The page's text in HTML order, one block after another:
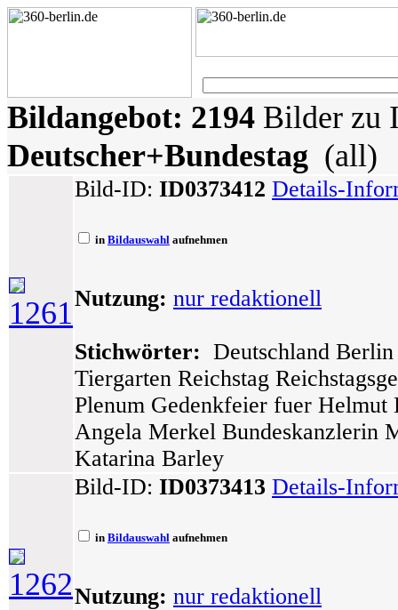
Bildangebot: 2194 Bilder zu
Deutscher+Bundestag (all)
1261
Bild-ID: ID0373412 Details-
in Bildauswahl aufnehmen
Nutzung: nur redaktionell
Stichwörter: Deutschland
Tiergarten Reichstag
Plenum Gedenkfeier fuer
Angela Merkel Bundeskanzlerin
Katarina Barley
1262
Bild-ID: ID0373413 Details-
in Bildauswahl aufnehmen
Nutzung: nur redaktionell